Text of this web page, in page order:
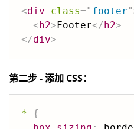
<div class=" footer"
<h2>Footer</h2>
</div>
第二步 - 添加 CSS：
*
{